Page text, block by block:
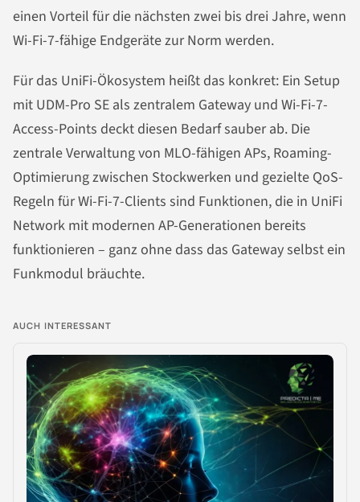
einen Vorteil für die nächsten zwei bis drei Jahre, wenn
Wi-Fi-7-fähige Endgeräte zur Norm werden.
Für das UniFi-Ökosystem heißt das konkret: Ein Setup
mit UDM-Pro SE als zentralem Gateway und Wi-Fi-7-
Access-Points deckt diesen Bedarf sauber ab. Die
zentrale Verwaltung von MLO-fähigen APs, Roaming-
Optimierung zwischen Stockwerken und gezielte QoS-
Regeln für Wi-Fi-7-Clients sind Funktionen, die in UniFi
Network mit modernen AP-Generationen bereits
funktionieren – ganz ohne dass das Gateway selbst ein
Funkmodul bräuchte.
AUCH INTERESSANT